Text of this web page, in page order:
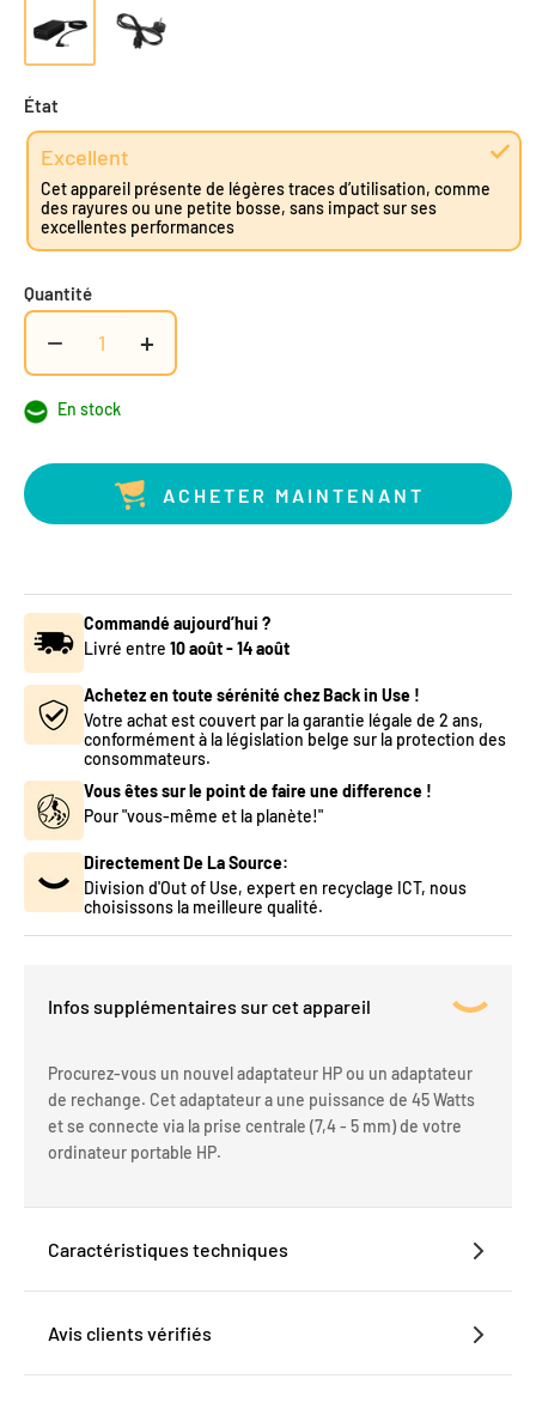
État
Excellent
Cet appareil présente de légères traces d’utilisation, comme
des rayures ou une petite bosse, sans impact sur ses
excellentes performances
Quantité
− +
En stock
ACHETER MAINTENANT
Commandé aujourd’hui ?
Livré entre 10 août-14 août
Achetez en toute sérénité chez Back in Use !
Votre achat est couvert par la garantie légale de 2 ans,
conformément à la législation belge sur la protection des
consommateurs.
Vous êtes sur le point de faire une difference !
Pour "vous-même et la planète!"
Directement De La Source:
Division d'Out of Use, expert en recyclage ICT, nous
choisissons la meilleure qualité.
Infos supplémentaires sur cet appareil
Procurez-vous un nouvel adaptateur HP ou un adaptateur
de rechange. Cet adaptateur a une puissance de 45 Watts
et se connecte via la prise centrale (7,4 - 5 mm) de votre
ordinateur portable HP.
Caractéristiques techniques
Avis clients vérifiés